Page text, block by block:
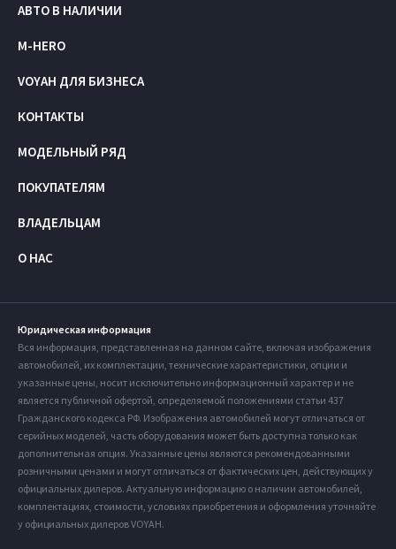
АВТО В НАЛИЧИИ
M-HERO
VOYAH ДЛЯ БИЗНЕСА
КОНТАКТЫ
МОДЕЛЬНЫЙ РЯД
ПОКУПАТЕЛЯМ
ВЛАДЕЛЬЦАМ
О НАС
Юридическая информация
Вся информация, представленная на данном сайте, включая изображения
автомобилей, их комплектации, технические характеристики, опции и
указанные цены, носит исключительно информационный характер и не
является публичной офертой, определяемой положениями статьи 437
Гражданского кодекса РФ. Изображения автомобилей могут отличаться от
серийных моделей, часть оборудования может быть доступна только как
дополнительная опция. Указанные цены являются рекомендованными
розничными ценами и могут отличаться от фактических цен, действующих у
официальных дилеров. Актуальную информацию о наличии автомобилей,
комплектациях, стоимости, условиях приобретения и оформления уточняйте
у официальных дилеров VOYAH.